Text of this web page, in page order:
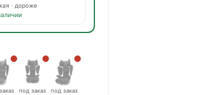
· дороже
под заказ под заказ